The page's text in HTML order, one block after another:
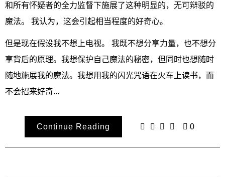
和所有怀疑者的全力监督下施展了这种明显的，无可辩驳的
魔法。 我认为，这会引起相当程度的好奇心。
但是现在假设我不想上电视。 我既不想分享力量，也不想分
享背后的原理。我想保护自己魔法的秘密，但同时也想随时
随地施展我的魔法。我想用我的闪光咒语在火车上读书，而
不会招来好奇...
Continue Reading 0